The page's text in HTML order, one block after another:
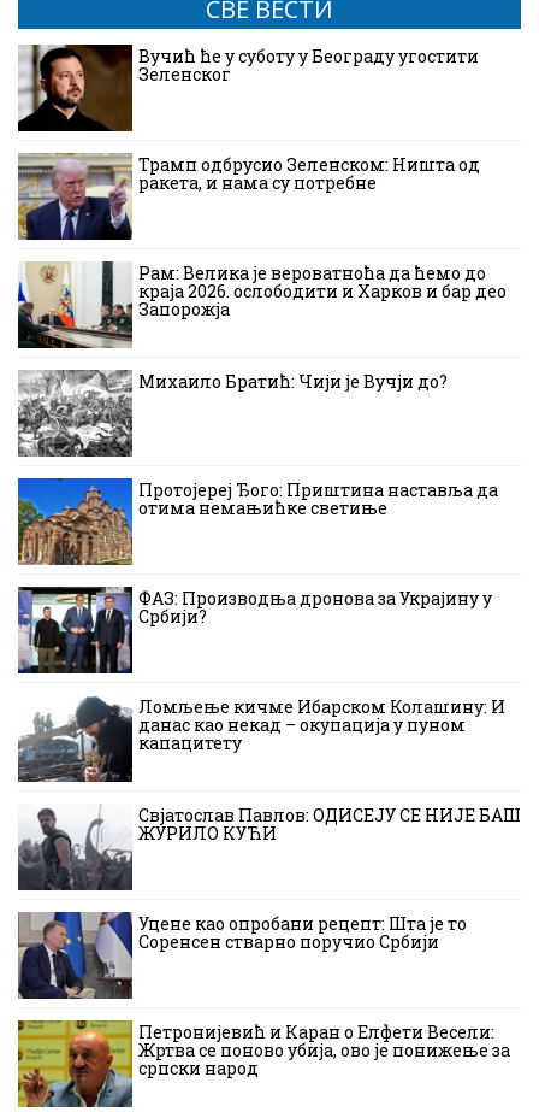
СВЕ ВЕСТИ
Вучић ће у суботу у Београду угостити
Зеленског
Трамп одбрусио Зеленском: Ништа од
ракета, и нама су потребне
Рам: Велика је вероватноћа да ћемо до
краја 2026. ослободити и Харков и бар део
Запорожја
Михаило Братић: Чији је Вучји до?
Протојереј Ђого: Приштина наставља да
отима немањићке светиње
ФАЗ: Производња дронова за Украјину у
Србији?
Ломљење кичме Ибарском Колашину: И
данас као некад – окупација у пуном
капацитету
Свјатослав Павлов: ОДИСЕЈУ СЕ НИЈЕ БАШ
ЖУРИЛО КУЋИ
Уцене као опробани рецепт: Шта је то
Соренсен стварно поручио Србији
Петронијевић и Каран о Елфети Весели:
Жртва се поново убија, ово је понижење за
српски народ